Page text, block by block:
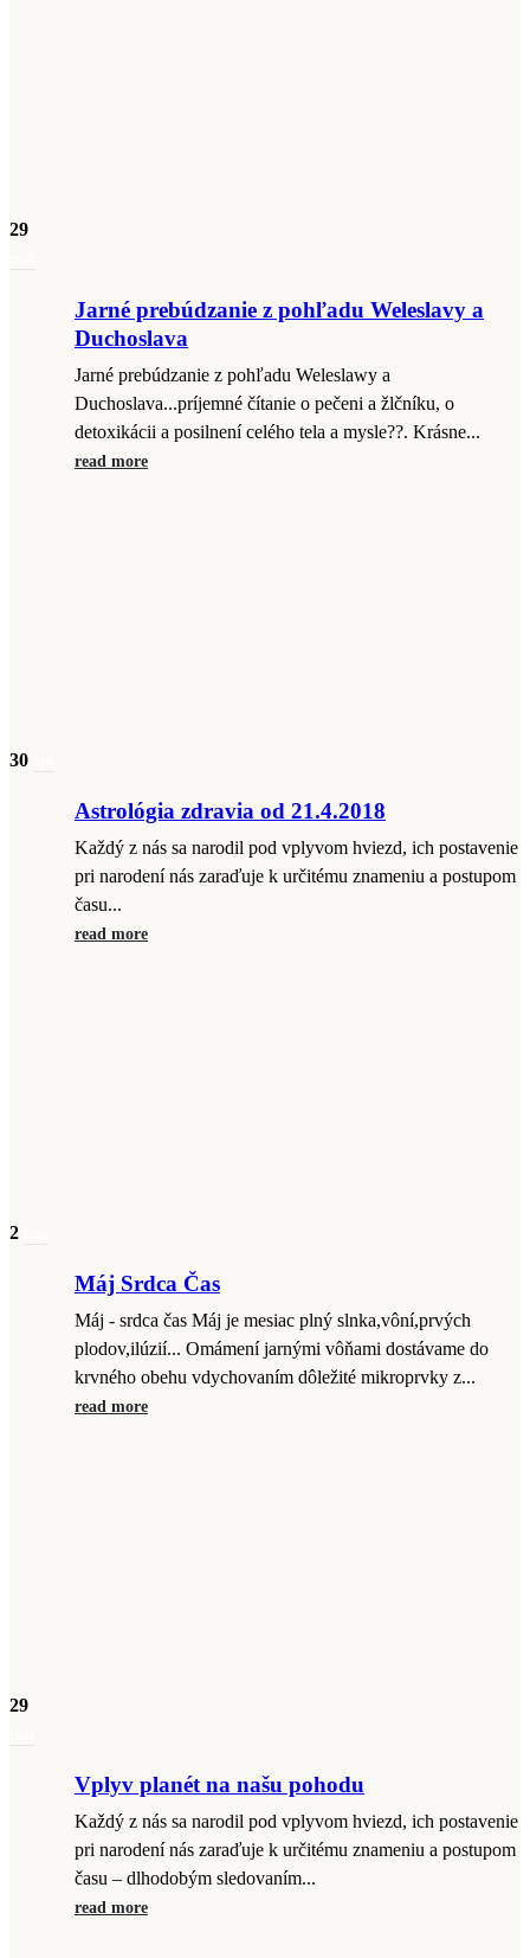
29
Jarné prebúdzanie z pohľadu Weleslavy a
Duchoslava
Jarné prebúdzanie z pohľadu Weleslawy a
Duchoslava...príjemné čítanie o pečeni a žlčníku, o
detoxikácii a posilnení celého tela a mysle??. Krásne...
read more
30
Astrológia zdravia od 21.4.2018
Každý z nás sa narodil pod vplyvom hviezd, ich postavenie
pri narodení nás zaraďuje k určitému znameniu a postupom
času...
read more
2
Máj Srdca Čas
Máj - srdca čas Máj je mesiac plný slnka,vôní,prvých
plodov,ilúzií... Omámení jarnými vôňami dostávame do
krvného obehu vdychovaním dôležité mikroprvky z...
read more
29
Vplyv planét na našu pohodu
Každý z nás sa narodil pod vplyvom hviezd, ich postavenie
pri narodení nás zaraďuje k určitému znameniu a postupom
času – dlhodobým sledovaním...
read more